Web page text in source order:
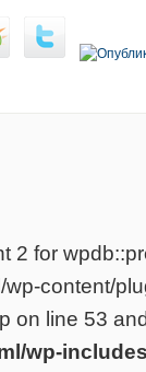
2 for
content/
on line 53
wp-